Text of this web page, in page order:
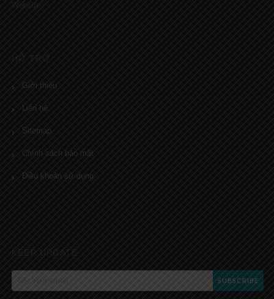
Website
HỖ TRỢ
Giới thiệu
Liên hệ
Sitemap
Chính sách bảo mật
Điều khoản sử dụng
KEEP UPDATE
SUBSCRIBE